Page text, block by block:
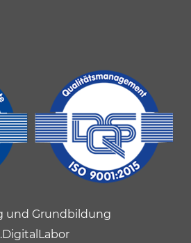
und Grundbildung